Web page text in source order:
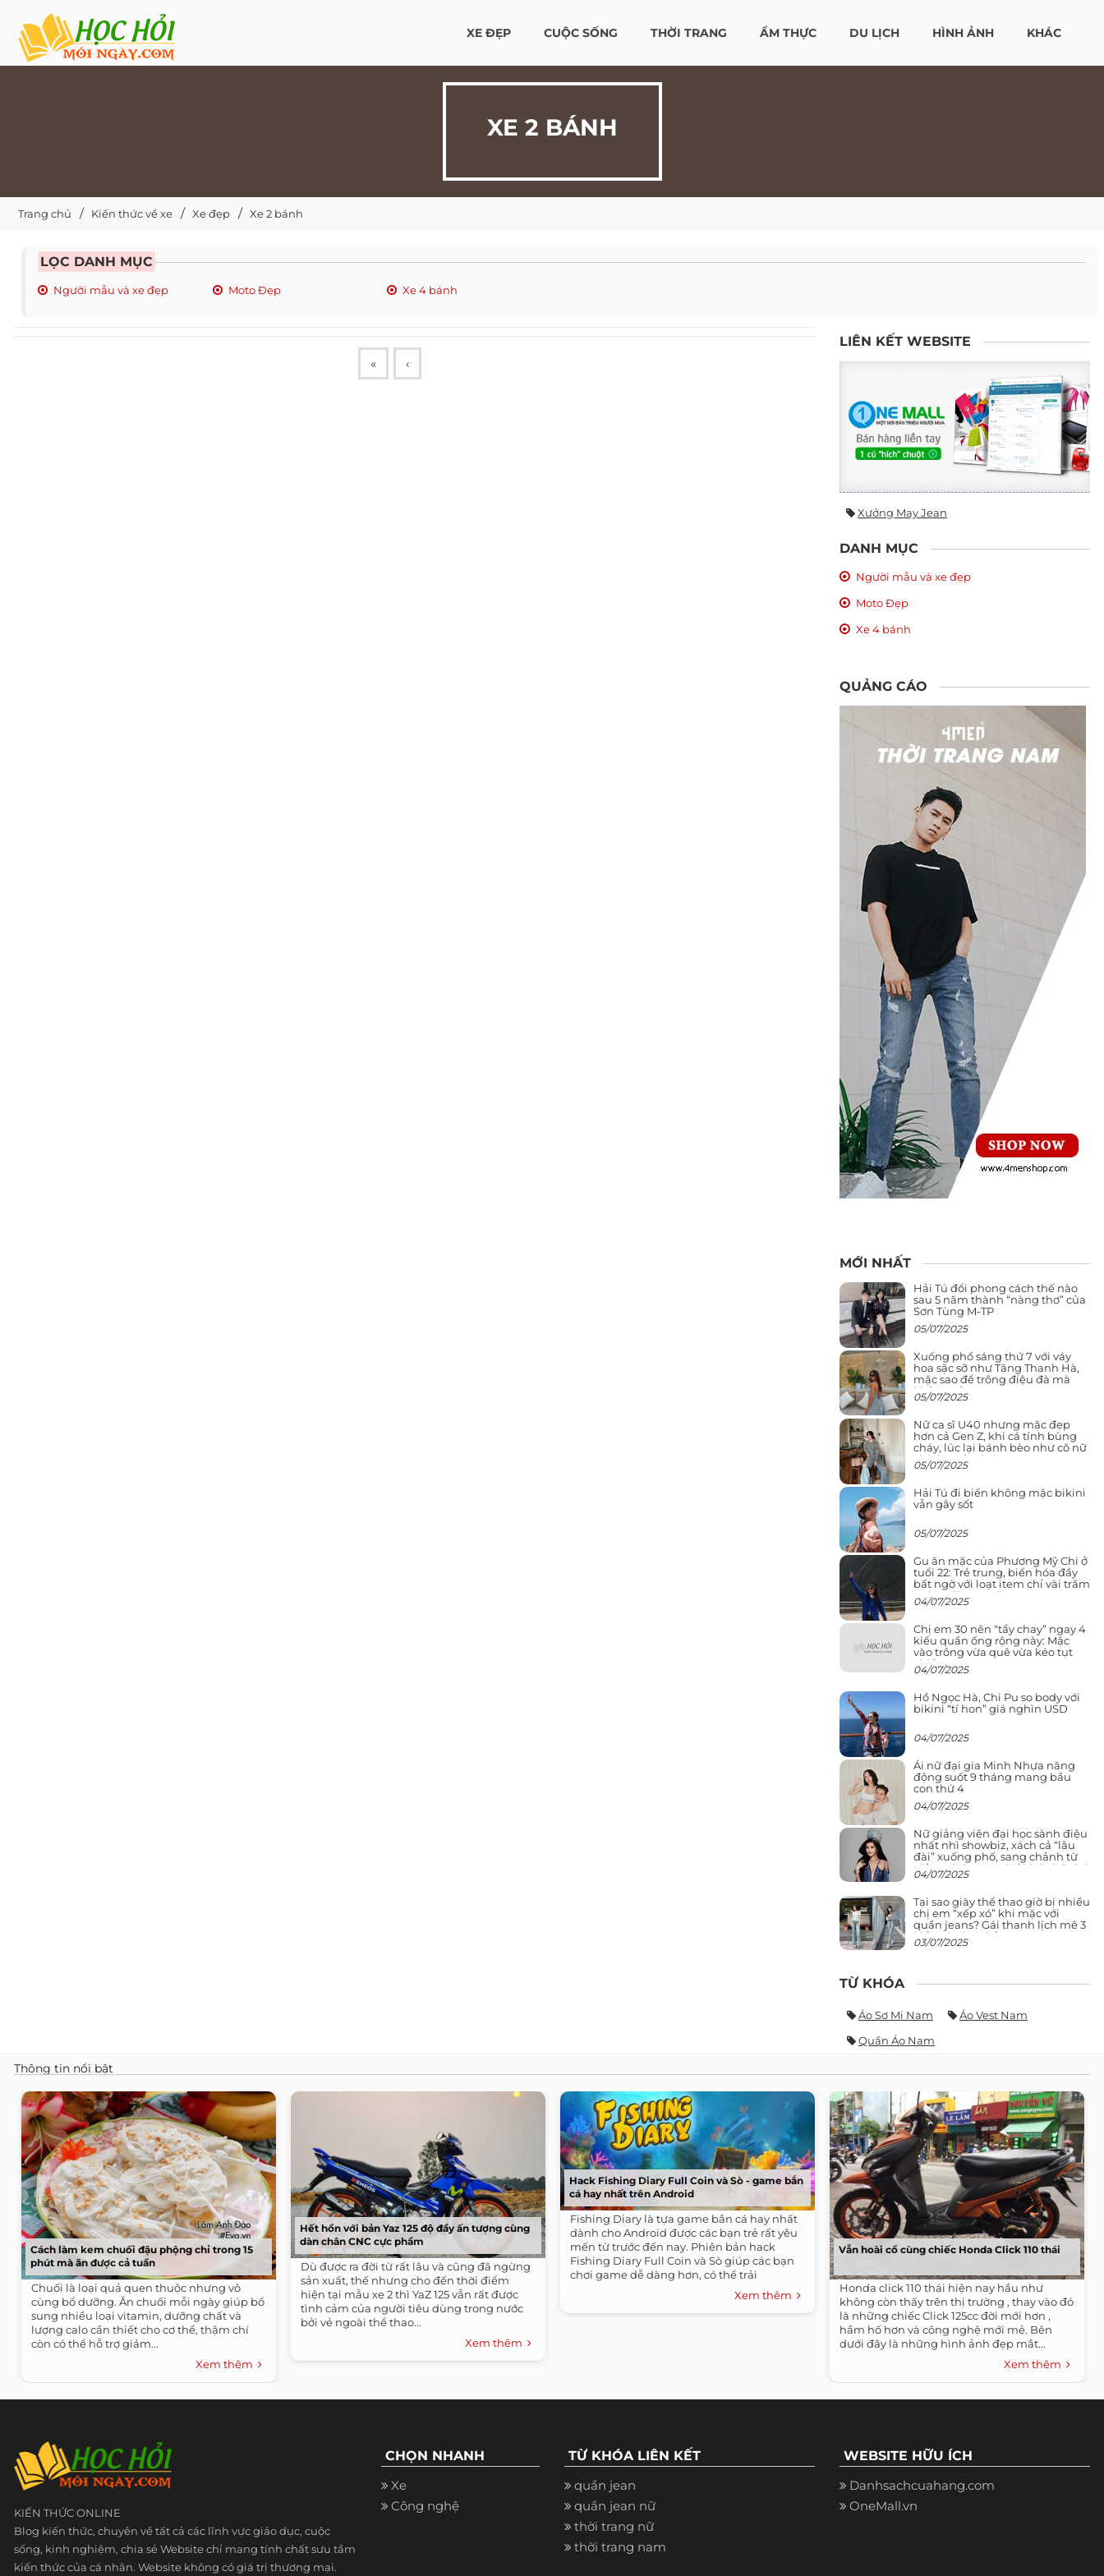
XE ĐẸP CUỘC SỐNG THỜI TRANG ẨM THỰC DU LỊCH HÌNH ẢNH KHÁC
XE 2 BÁNH
Trang chủ Kiến thức về xe Xe đẹp Xe 2 bánh
LỌC DANH MỤC
Người mẫu và xe đẹp Moto Đẹp Xe 4 bánh
« ‹
LIÊN KẾT WEBSITE
Xưởng May Jean
DANH MỤC
Người mẫu và xe đẹp
Moto Đẹp
Xe 4 bánh
QUẢNG CÁO
MỚI NHẤT
Hải Tú đổi phong cách thế nào
sau 5 năm thành “nàng thơ” của
Sơn Tùng M-TP
05/07/2025
Xuống phố sáng thứ 7 với váy
hoa sặc sỡ như Tăng Thanh Hà,
mặc sao để trông điệu đà mà
không sến
05/07/2025
Nữ ca sĩ U40 nhưng mặc đẹp
hơn cả Gen Z, khi cá tính bùng
cháy, lúc lại bánh bèo như cô nữ
chính ngôn tình
05/07/2025
Hải Tú đi biển không mặc bikini
vẫn gây sốt
05/07/2025
Gu ăn mặc của Phương Mỹ Chi ở
tuổi 22: Trẻ trung, biến hóa đầy
bất ngờ với loạt item chỉ vài trăm
nghìn đã mua được
04/07/2025
Chị em 30 nên “tẩy chay” ngay 4
kiểu quần ống rộng này: Mặc
vào trông vừa quê vừa kéo tụt
chiều cao
04/07/2025
Hồ Ngọc Hà, Chi Pu so body với
bikini “tí hon” giá nghìn USD
04/07/2025
Ái nữ đại gia Minh Nhựa năng
động suốt 9 tháng mang bầu
con thứ 4
04/07/2025
Nữ giảng viên đại học sành điệu
nhất nhì showbiz, xách cả “lâu
đài” xuống phố, sang chảnh từ
giảng đường ra phố khó ai đọ lại
04/07/2025
Tại sao giày thể thao giờ bị nhiều
chị em “xếp xó” khi mặc với
quần jeans? Gái thanh lịch mê 3
kiểu này hơn hẳn
03/07/2025
TỪ KHÓA
Áo Sơ Mi Nam
Áo Vest Nam
Quần Áo Nam
Thông tin nổi bật
Cách làm kem chuối đậu phộng chỉ trong 15
phút mà ăn được cả tuần
Chuối là loại quả quen thuộc nhưng vô
cùng bổ dưỡng. Ăn chuối mỗi ngày giúp bổ
sung nhiều loại vitamin, dưỡng chất và
lượng calo cần thiết cho cơ thể, thậm chí
còn có thể hỗ trợ giảm...
Xem thêm
Hết hồn với bản Yaz 125 độ đầy ấn tượng cùng
dàn chân CNC cực phẩm
Dù được ra đời từ rất lâu và cũng đã ngừng
sản xuất, thế nhưng cho đến thời điểm
hiện tại mẫu xe 2 thì YaZ 125 vẫn rất được
tình cảm của người tiêu dùng trong nước
bởi vẻ ngoài thể thao...
Xem thêm
Hack Fishing Diary Full Coin và Sò - game bắn
cá hay nhất trên Android
Fishing Diary là tựa game bắn cá hay nhất
dành cho Android được các bạn trẻ rất yêu
mến từ trước đến nay. Phiên bản hack
Fishing Diary Full Coin và Sò giúp các bạn
chơi game dễ dàng hơn, có thể trải
Xem thêm
Vẫn hoài cổ cùng chiếc Honda Click 110 thái
Honda click 110 thái hiện nay hầu như
không còn thấy trên thị trường , thay vào đó
là những chiếc Click 125cc đời mới hơn ,
hầm hố hơn và công nghệ mới mẻ. Bên
dưới đây là những hình ảnh đẹp mắt...
Xem thêm
KIẾN THỨC ONLINE
Blog kiến thức, chuyên về tất cả các lĩnh vực giáo dục, cuộc
sống, kinh nghiệm, chia sẻ Website chỉ mang tính chất sưu tầm
kiến thức của cá nhân. Website không có giá trị thương mại.
CHỌN NHANH
Xe
Công nghệ
TỪ KHÓA LIÊN KẾT
quần jean
quần jean nữ
thời trang nữ
thời trang nam
WEBSITE HỮU ÍCH
Danhsachcuahang.com
OneMall.vn